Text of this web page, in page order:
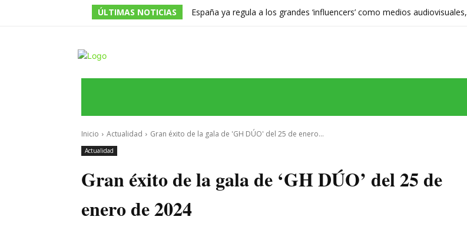
ÚLTIMAS NOTICIAS
España ya regula a los grandes ‘influencers’ como medios audiovisuales,
Inicio Actualidad Gran éxito de la gala de 'GH DÚO' del 25 de enero...
Actualidad
Gran éxito de la gala de ‘GH DÚO’ del 25 de
enero de 2024